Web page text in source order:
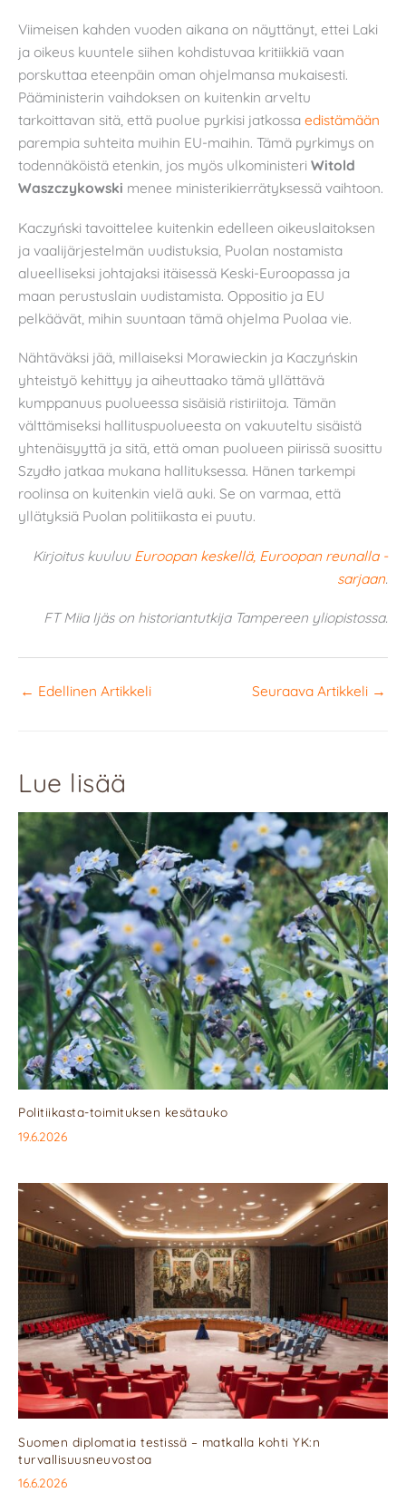
Viimeisen kahden vuoden aikana on näyttänyt, ettei Laki
ja oikeus kuuntele siihen kohdistuvaa kritiikkiä vaan
porskuttaa eteenpäin oman ohjelmansa mukaisesti.
Pääministerin vaihdoksen on kuitenkin arveltu
tarkoittavan sitä, että puolue pyrkisi jatkossa edistämään
parempia suhteita muihin EU-maihin. Tämä pyrkimys on
todennäköistä etenkin, jos myös ulkoministeri Witold
Waszczykowski menee ministerikierrätyksessä vaihtoon.
Kaczyński tavoittelee kuitenkin edelleen oikeuslaitoksen
ja vaalijärjestelmän uudistuksia, Puolan nostamista
alueelliseksi johtajaksi itäisessä Keski-Euroopassa ja
maan perustuslain uudistamista. Oppositio ja EU
pelkäävät, mihin suuntaan tämä ohjelma Puolaa vie.
Nähtäväksi jää, millaiseksi Morawieckin ja Kaczyńskin
yhteistyö kehittyy ja aiheuttaako tämä yllättävä
kumppanuus puolueessa sisäisiä ristiriitoja. Tämän
välttämiseksi hallituspuolueesta on vakuuteltu sisäistä
yhtenäisyyttä ja sitä, että oman puolueen piirissä suosittu
Szydło jatkaa mukana hallituksessa. Hänen tarkempi
roolinsa on kuitenkin vielä auki. Se on varmaa, että
yllätyksiä Puolan politiikasta ei puutu.
Kirjoitus kuuluuEuroopan keskellä, Euroopan reunalla -
sarjaan.
FT Miia Ijäs on historiantutkija Tampereen yliopistossa.
← Edellinen Artikkeli Seuraava Artikkeli →
Lue lisää
Politiikasta-toimituksen kesätauko
19.6.2026
Suomen diplomatia testissä – matkalla kohti YK:n
turvallisuusneuvostoa
16.6.2026